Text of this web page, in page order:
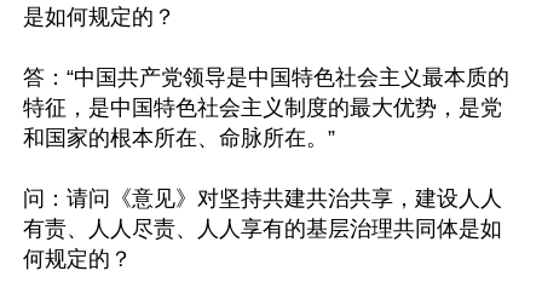
是如何规定的？
答：“中国共产党领导是中国特色社会主义最本质的
特征，是中国特色社会主义制度的最大优势，是党
和国家的根本所在、命脉所在。”
问：请问《意见》对坚持共建共治共享，建设人人
有责、人人尽责、人人享有的基层治理共同体是如
何规定的？